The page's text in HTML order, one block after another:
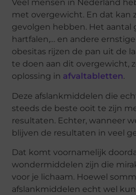
Veel mensen in Nederland
met overgewicht. En dat kan
gevolgen hebben. Het aantal
hartfalen,… en andere
obesitas rijzen de pan uit de
te doen aan dit overgewicht,
oplossing in afvaltabletten.
Deze afslankmiddelen die
steeds de beste ooit te zijn
resultaten. Echter, wanneer
blijven de resultaten in veel
Dat komt voornamelijk
wondermiddelen zijn die
voor je lichaam. Hoewel
afslankmiddelen echt wel